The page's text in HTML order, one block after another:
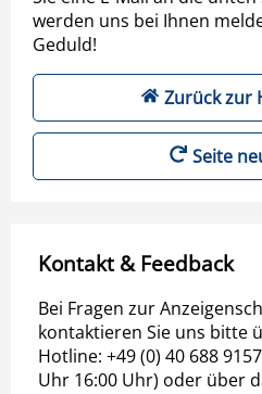
werden uns bei Ihnen
Geduld!
Zurück zur
Seite
Kontakt & Feedback
Bei Fragen zur
kontaktieren Sie uns bitte
Hotline: +49 (0) 40 688
Uhr 16:00 Uhr) oder über